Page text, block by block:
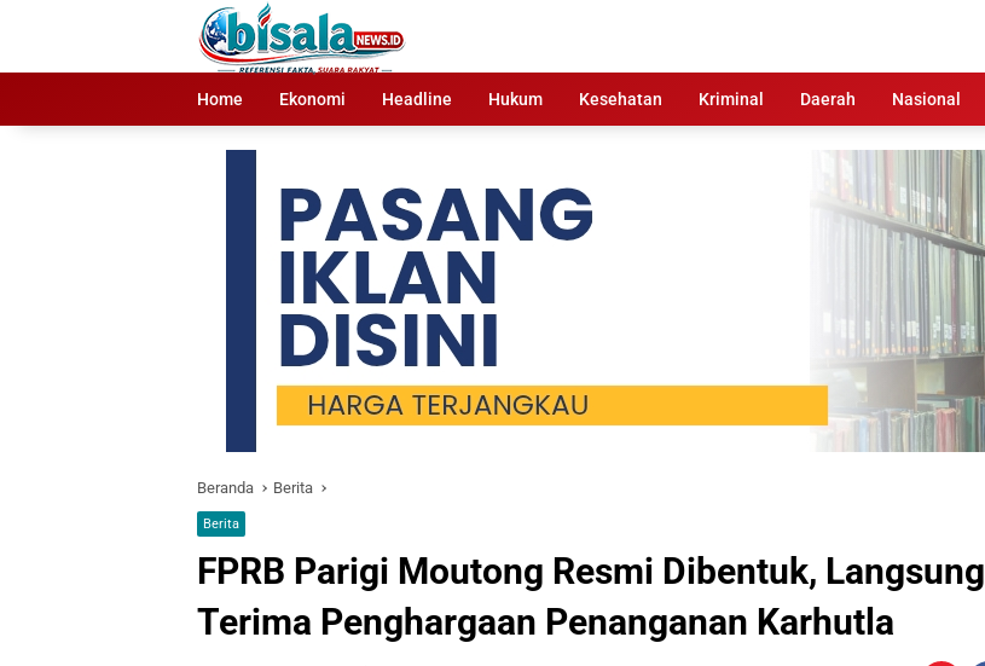
Home
Ekonomi Headline Hukum Kesehatan Kriminal Daerah Nasional
Beranda Berita
Berita
FPRB Parigi Moutong Resmi Dibentuk, Langsung
Terima Penghargaan Penanganan Karhutla